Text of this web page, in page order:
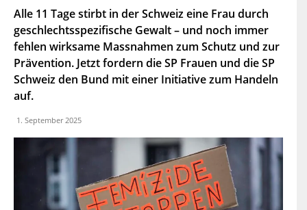
Alle 11 Tage stirbt in der Schweiz eine Frau durch
geschlechtsspezifische Gewalt – und noch immer
fehlen wirksame Massnahmen zum Schutz und zur
Prävention. Jetzt fordern die SP Frauen und die SP
Schweiz den Bund mit einer Initiative zum Handeln
auf.
1. September 2025
n
a
m
e
N
a
c
h
n
a
m
e
E
-
M
a
i
*
P
Z
Indem Du Dich zum Newsletter einschreibst, stimmst Du
zu, dass die SP Dich auf dem Laufenden halten darf. Mehr
ABONNIEREN